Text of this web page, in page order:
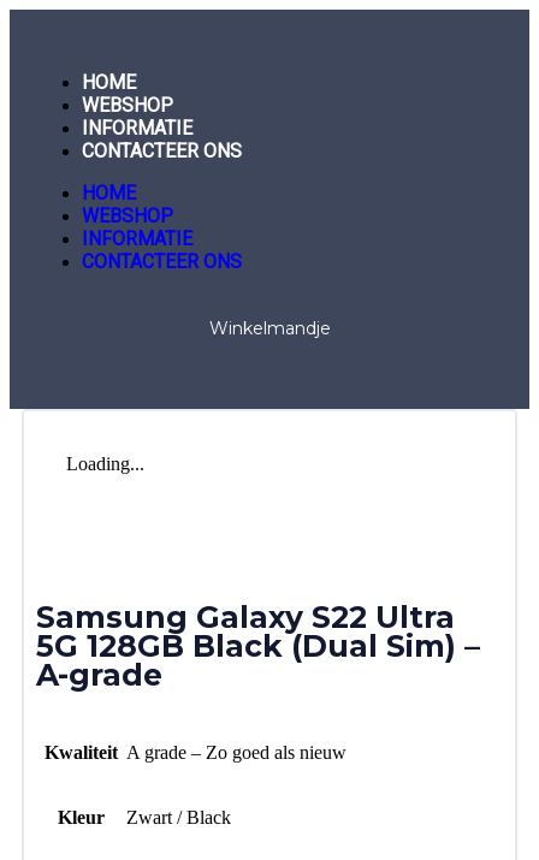
HOME
WEBSHOP
INFORMATIE
CONTACTEER ONS
HOME
WEBSHOP
INFORMATIE
CONTACTEER ONS
Winkelmandje
Loading...
Samsung Galaxy S22 Ultra
5G 128GB Black (Dual Sim) –
A-grade
Kwaliteit A grade – Zo goed als nieuw
Kleur Zwart / Black